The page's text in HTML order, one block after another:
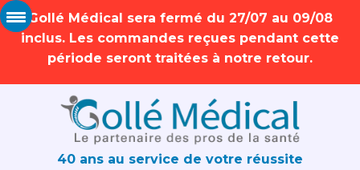
Gollé Médical sera fermé du 27/07 au 09/08
inclus. Les commandes reçues pendant cette
période seront traitées à notre retour.
40 ans au service de votre réussite